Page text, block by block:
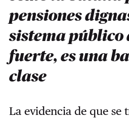
pensiones
sistema público
fuerte, es una
clase
La evidencia de que se